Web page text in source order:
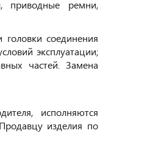
приводные ремни,
соединения
эксплуатации;
частей. Замена
исполняются
изделия по